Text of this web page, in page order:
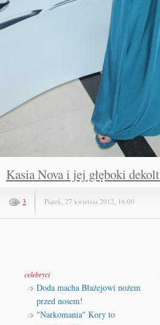
Kasia Nova i jej głęboki
3 Piątek, 27 kwietnia 2012, 16:00
celebryci
Doda macha Błażejowi nożem
przed nosem!
"Narkomania" Kory to